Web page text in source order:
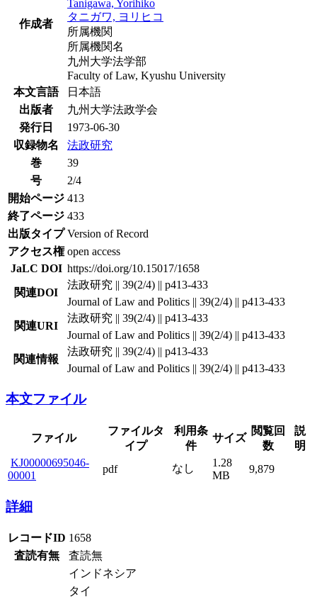
作成者
Tanigawa, Yorihiko
タニガワ, ヨリヒコ
所属機関
所属機関名
九州大学法学部
Faculty of Law, Kyushu University
本文言語
日本語
出版者
九州大学法政学会
発行日
1973-06-30
収録物名
法政研究
巻
39
号
2/4
開始ページ 413
終了ページ 433
出版タイプ Version of Record
アクセス権 open access
JaLC DOI https://doi.org/10.15017/1658
関連DOI
法政研究 || 39(2/4) || p413-433
Journal of Law and Politics || 39(2/4) || p413-433
関連URI
法政研究 || 39(2/4) || p413-433
Journal of Law and Politics || 39(2/4) || p413-433
関連情報
法政研究 || 39(2/4) || p413-433
Journal of Law and Politics || 39(2/4) || p413-433
本文ファイル
ファイル
ファイルタ
イプ
利用条
件
サイズ
閲覧回
数
説
明
KJ00000695046-
00001
pdf なし
1.28
MB
9,879
詳細
レコードID 1658
査読有無
査読無
インドネシア
タイ